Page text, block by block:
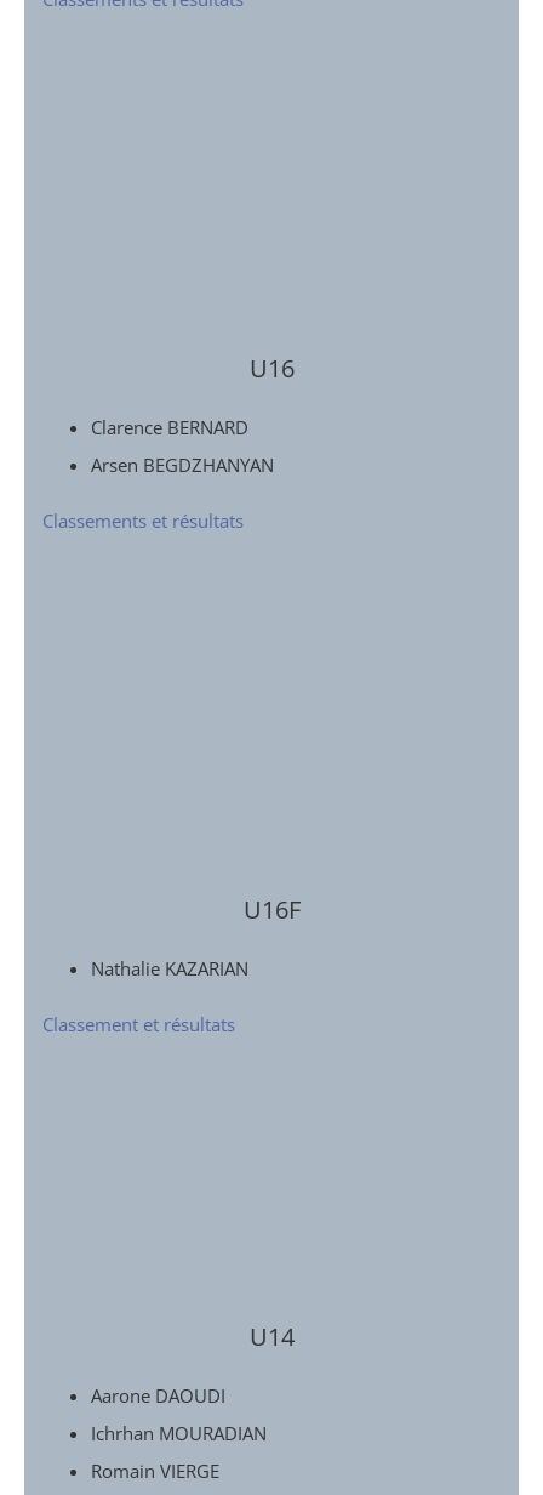
U16
Clarence BERNARD
Arsen BEGDZHANYAN
Classements et résultats
U16F
Nathalie KAZARIAN
Classement et résultats
U14
Aarone DAOUDI
Ichrhan MOURADIAN
Romain VIERGE